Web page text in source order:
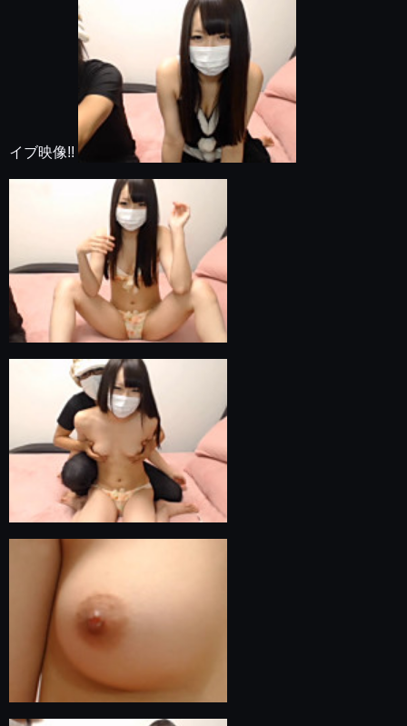
イブ映像!!